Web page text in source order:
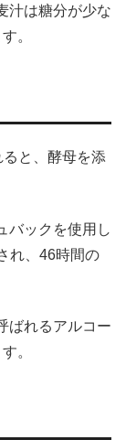
汁は糖分が少な
。
と、酵母を添
バックを使用し
れ、46時間の
ばれるアルコー
。